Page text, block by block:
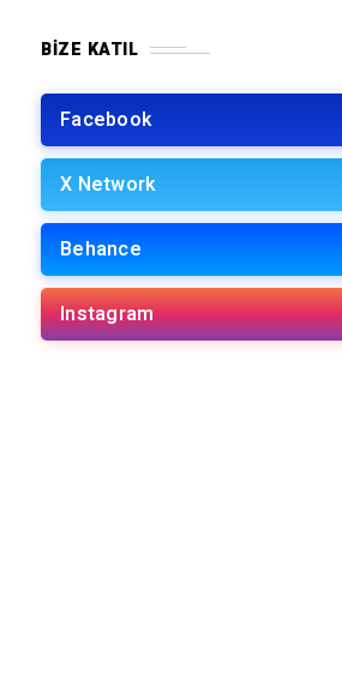
BIZE KATIL
Facebook
X Network
Behance
Instagram